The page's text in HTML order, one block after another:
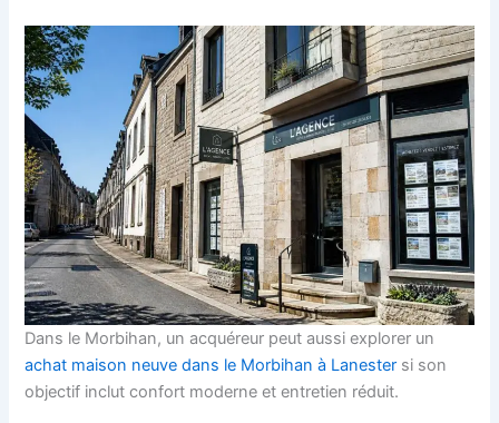
Dans le Morbihan, un acquéreur peut aussi explorer un
achat maison neuve dans le Morbihan à Lanester si son
objectif inclut confort moderne et entretien réduit.